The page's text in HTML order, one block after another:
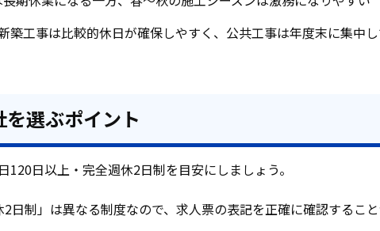
築工事は比較的休日が確保しやすく、公共工事は年度末に集中
選ぶポイント
120日以上・完全週休2日制を目安にしましょう。
2日制」は異なる制度なので、求人票の表記を正確に確認するこ